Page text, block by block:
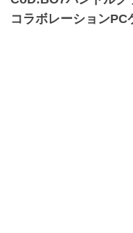
コラボレーションPC